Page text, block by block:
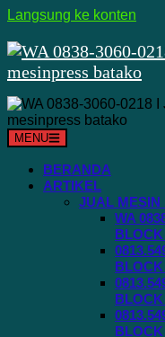
Langsung ke konten
MENU
BERANDA
ARTIKEL
JUAL MESIN
WA